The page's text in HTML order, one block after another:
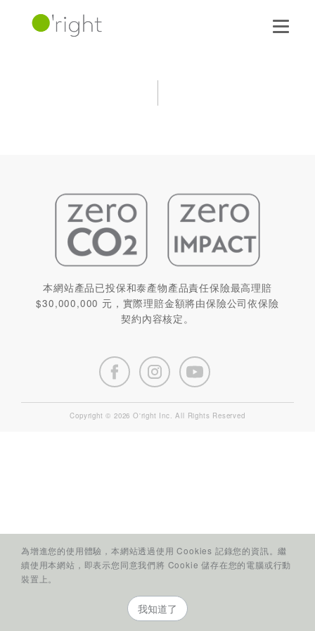
本網站產品已投保和泰產物產品責任保險最高理賠
$30,000,000 元，實際理賠金額將由保險公司依保險
契約內容核定。
Copyright © 2026 O'right Inc. All Rights Reserved
為增進您的使用體驗，本網站透過使用 Cookies 記錄您的資訊。繼
續使用本網站，即表示您同意我們將 Cookie 儲存在您的電腦或行動
裝置上。
我知道了